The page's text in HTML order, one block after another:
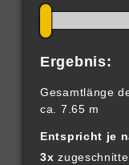
Ergebnis:
Gesamtlänge
ca. 7.65 m
Entspricht je
3x